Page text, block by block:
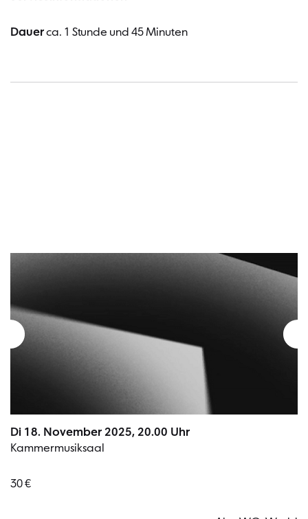
Dauerca. 1 Stunde und 45 Minuten
Di 18. November 2025, 20.00 Uhr
Kammermusiksaal
30 €